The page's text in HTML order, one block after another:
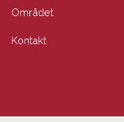
Området
Kontakt